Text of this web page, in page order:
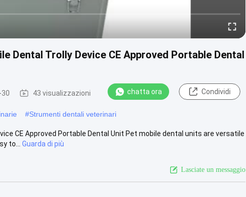
Dental Trolly Device CE Approved Portable Dental
43 visualizzazioni chatta ora Condividi
#Strumenti dentali veterinari
CE Approved Portable Dental Unit Pet mobile dental units are versatile
to...
Guarda di più
Lasciate un messaggio